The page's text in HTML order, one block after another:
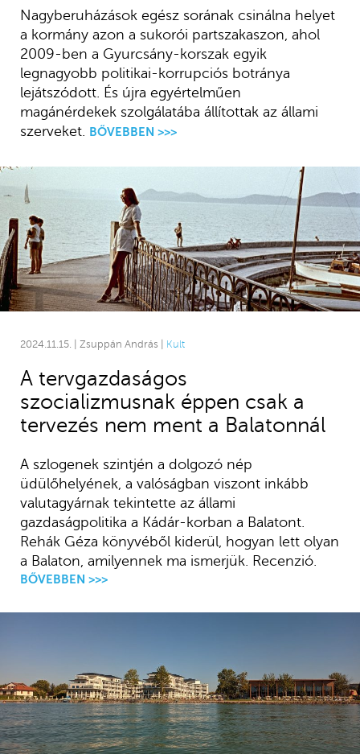
Nagyberuházások egész sorának csinálna helyet
a kormány azon a sukorói partszakaszon, ahol
2009-ben a Gyurcsány-korszak egyik
legnagyobb politikai-korrupciós botránya
lejátszódott. És újra egyértelműen
magánérdekek szolgálatába állítottak az állami
szerveket. BŐVEBBEN >>>
2024.11.15. | Zsuppán András | Kult
A tervgazdaságos
szocializmusnak éppen csak a
tervezés nem ment a Balatonnál
A szlogenek szintjén a dolgozó nép
üdülőhelyének, a valóságban viszont inkább
valutagyárnak tekintette az állami
gazdaságpolitika a Kádár-korban a Balatont.
Rehák Géza könyvéből kiderül, hogyan lett olyan
a Balaton, amilyennek ma ismerjük. Recenzió.
BŐVEBBEN >>>